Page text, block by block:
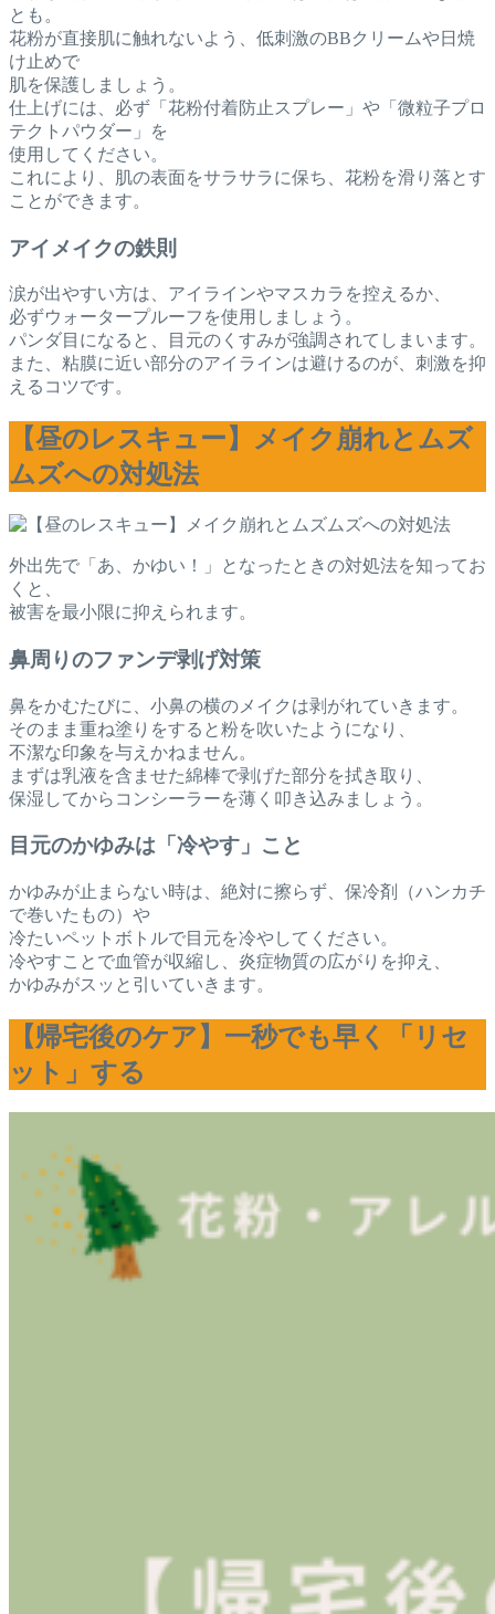
とも。
花粉が直接肌に触れないよう、低刺激のBBクリームや日焼
け止めで
肌を保護しましょう。
仕上げには、必ず「花粉付着防止スプレー」や「微粒子プロ
テクトパウダー」を
使用してください。
これにより、肌の表面をサラサラに保ち、花粉を滑り落とす
ことができます。
アイメイクの鉄則
涙が出やすい方は、アイラインやマスカラを控えるか、
必ずウォータープルーフを使用しましょう。
パンダ目になると、目元のくすみが強調されてしまいます。
また、粘膜に近い部分のアイラインは避けるのが、刺激を抑
えるコツです。
【昼のレスキュー】メイク崩れとムズ
ムズへの対処法
外出先で「あ、かゆい！」となったときの対処法を知ってお
くと、
被害を最小限に抑えられます。
鼻周りのファンデ剥げ対策
鼻をかむたびに、小鼻の横のメイクは剥がれていきます。
そのまま重ね塗りをすると粉を吹いたようになり、
不潔な印象を与えかねません。
まずは乳液を含ませた綿棒で剥げた部分を拭き取り、
保湿してからコンシーラーを薄く叩き込みましょう。
目元のかゆみは「冷やす」こと
かゆみが止まらない時は、絶対に擦らず、保冷剤（ハンカチ
で巻いたもの）や
冷たいペットボトルで目元を冷やしてください。
冷やすことで血管が収縮し、炎症物質の広がりを抑え、
かゆみがスッと引いていきます。
【帰宅後のケア】一秒でも早く「リセ
ット」する